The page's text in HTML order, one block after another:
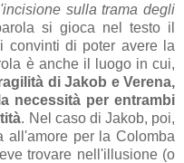
sulla trama degli
si gioca nel testo il
convinti di poter avere la
è anche il luogo in cui,
di Jakob e Verena,
necessità per entrambi
. Nel caso di Jakob, poi,
all'amore per la Colomba
trovare nell'illusione (o